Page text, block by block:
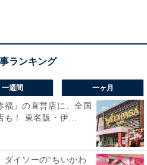
一週間 一ヶ月
福」の直営店に、全国
！ 東名阪・伊...
ダイソーの“ちいかわ